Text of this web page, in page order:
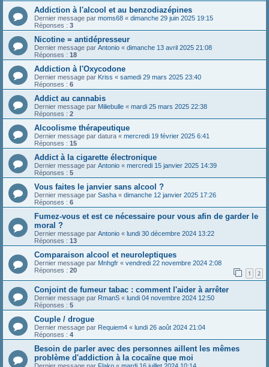
Addiction à l'alcool et au benzodiazépines
Dernier message par moms68 « dimanche 29 juin 2025 19:15
Réponses : 3
Nicotine = antidépresseur
Dernier message par Antonio « dimanche 13 avril 2025 21:08
Réponses : 18
Addiction à l'Oxycodone
Dernier message par Kriss « samedi 29 mars 2025 23:40
Réponses : 6
Addict au cannabis
Dernier message par Miliebulle « mardi 25 mars 2025 22:38
Réponses : 2
Alcoolisme thérapeutique
Dernier message par datura « mercredi 19 février 2025 6:41
Réponses : 15
Addict à la cigarette électronique
Dernier message par Antonio « mercredi 15 janvier 2025 14:39
Réponses : 5
Vous faites le janvier sans alcool ?
Dernier message par Sasha « dimanche 12 janvier 2025 17:26
Réponses : 6
Fumez-vous et est ce nécessaire pour vous afin de garder le
moral ?
Dernier message par Antonio « lundi 30 décembre 2024 13:22
Réponses : 13
Comparaison alcool et neuroleptiques
Dernier message par Mnhgfr « vendredi 22 novembre 2024 2:08
Réponses : 20 1 2
Conjoint de fumeur tabac : comment l'aider à arrêter
Dernier message par RmanS « lundi 04 novembre 2024 12:50
Réponses : 5
Couple / drogue
Dernier message par Requiem4 « lundi 26 août 2024 21:04
Réponses : 4
Besoin de parler avec des personnes aillent les mêmes
problème d'addiction à la cocaïne que moi